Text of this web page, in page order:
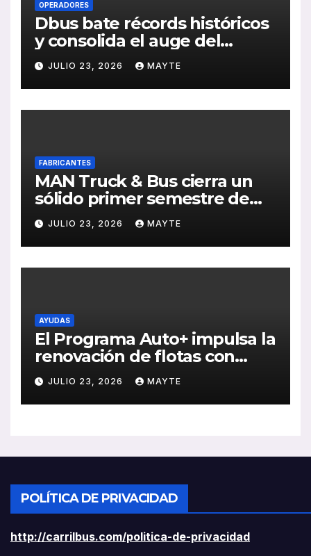
OPERADORES
Dbus bate récords históricos
y consolida el auge del
transporte público en San
Sebastián
JULIO 23, 2026 MAYTE
FABRICANTES
MAN Truck & Bus cierra un
sólido primer semestre de
2026 con crecimiento en
ventas, pedidos y
rentabilidad
JULIO 23, 2026 MAYTE
AYUDAS
El Programa Auto+ impulsa la
renovación de flotas con
ayudas a vehículos eléctricos
ligeros
JULIO 23, 2026 MAYTE
POLÍTICA DE PRIVACIDAD
http://carrilbus.com/politica-de-privacidad